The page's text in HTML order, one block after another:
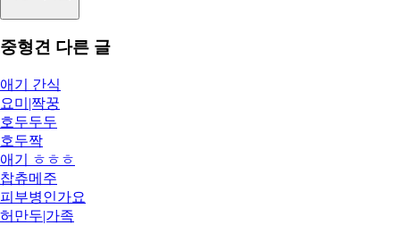
중형견 다른 글
애기 간식
요미|짝꿍
호두두두
호두짝
애기 ㅎㅎㅎ
찹츄메주
피부병인가요
허만두|가족